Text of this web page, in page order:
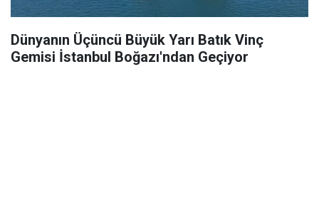
Dünyanın Üçüncü Büyük Yarı Batık Vinç
Gemisi İstanbul Boğazı'ndan Geçiyor